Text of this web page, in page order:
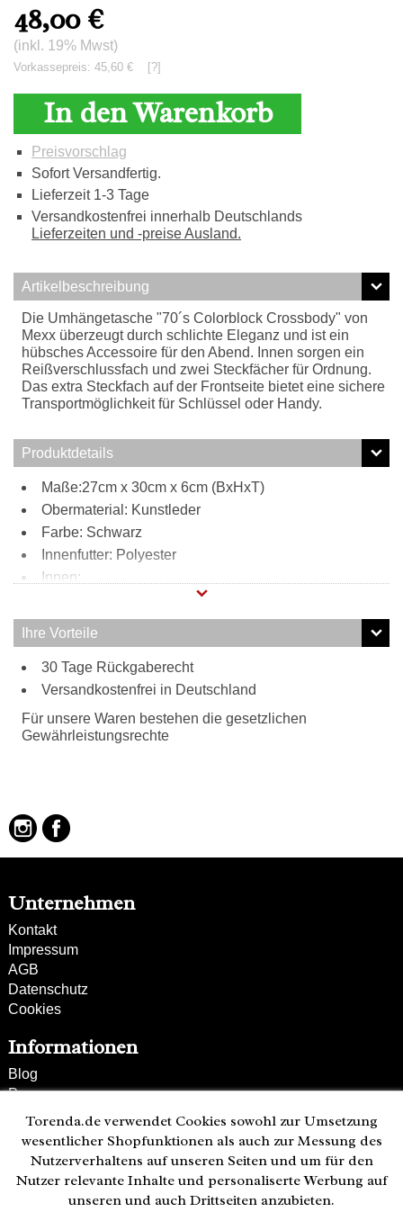
48,00 €
(inkl. 19% Mwst)
Vorkassepreis: 45,60 € [?]
In den Warenkorb
Preisvorschlag
Sofort Versandfertig.
Lieferzeit 1-3 Tage
Versandkostenfrei innerhalb Deutschlands
Lieferzeiten und -preise Ausland.
Artikelbeschreibung
Die Umhängetasche "70´s Colorblock Crossbody" von
Mexx überzeugt durch schlichte Eleganz und ist ein
hübsches Accessoire für den Abend. Innen sorgen ein
Reißverschlussfach und zwei Steckfächer für Ordnung.
Das extra Steckfach auf der Frontseite bietet eine sichere
Transportmöglichkeit für Schlüssel oder Handy.
Produktdetails
Maße:27cm x 30cm x 6cm (BxHxT)
Obermaterial: Kunstleder
Farbe: Schwarz
Innenfutter: Polyester
Innen:
Reißverschlussfach
Außen:
Steckfach
Tragweise:
Schulterriemen
Besonderheiten:
Ihre Vorteile
30 Tage Rückgaberecht
Versandkostenfrei in Deutschland
Für unsere Waren bestehen die gesetzlichen
Gewährleistungsrechte
Unternehmen
Kontakt
Impressum
AGB
Datenschutz
Cookies
Informationen
Blog
Presse
Partner
Versand und Zahlung
Bestellung wiederrufen
Kunden-Hotline
Torenda.de verwendet Cookies sowohl zur Umsetzung
wesentlicher Shopfunktionen als auch zur Messung des
Nutzerverhaltens auf unseren Seiten und um für den
Nutzer relevante Inhalte und personaliserte Werbung auf
unseren und auch Drittseiten anzubieten.